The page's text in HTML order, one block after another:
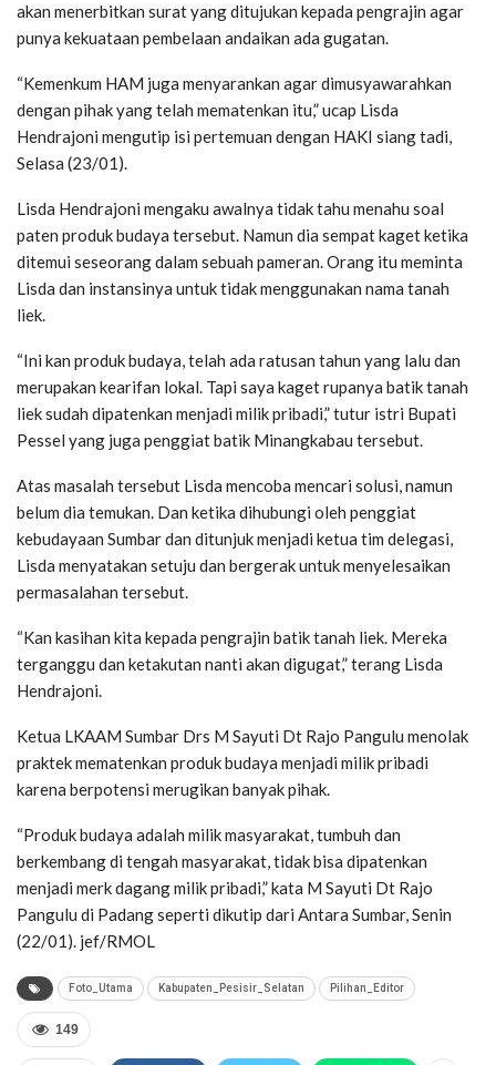
akan menerbitkan surat yang ditujukan kepada pengrajin agar
punya kekuataan pembelaan andaikan ada gugatan.
“Kemenkum HAM juga menyarankan agar dimusyawarahkan
dengan pihak yang telah mematenkan itu,” ucap Lisda
Hendrajoni mengutip isi pertemuan dengan HAKI siang tadi,
Selasa (23/01).
Lisda Hendrajoni mengaku awalnya tidak tahu menahu soal
paten produk budaya tersebut. Namun dia sempat kaget ketika
ditemui seseorang dalam sebuah pameran. Orang itu meminta
Lisda dan instansinya untuk tidak menggunakan nama tanah
liek.
“Ini kan produk budaya, telah ada ratusan tahun yang lalu dan
merupakan kearifan lokal. Tapi saya kaget rupanya batik tanah
liek sudah dipatenkan menjadi milik pribadi,” tutur istri Bupati
Pessel yang juga penggiat batik Minangkabau tersebut.
Atas masalah tersebut Lisda mencoba mencari solusi, namun
belum dia temukan. Dan ketika dihubungi oleh penggiat
kebudayaan Sumbar dan ditunjuk menjadi ketua tim delegasi,
Lisda menyatakan setuju dan bergerak untuk menyelesaikan
permasalahan tersebut.
“Kan kasihan kita kepada pengrajin batik tanah liek. Mereka
terganggu dan ketakutan nanti akan digugat,” terang Lisda
Hendrajoni.
Ketua LKAAM Sumbar Drs M Sayuti Dt Rajo Pangulu menolak
praktek mematenkan produk budaya menjadi milik pribadi
karena berpotensi merugikan banyak pihak.
“Produk budaya adalah milik masyarakat, tumbuh dan
berkembang di tengah masyarakat, tidak bisa dipatenkan
menjadi merk dagang milik pribadi,” kata M Sayuti Dt Rajo
Pangulu di Padang seperti dikutip dari Antara Sumbar, Senin
(22/01). jef/RMOL
Foto_Utama Kabupaten_Pesisir_Selatan Pilihan_Editor
149